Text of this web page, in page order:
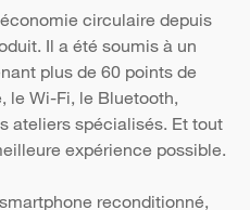
circulaire depuis
Il a été soumis à un
plus de 60 points de
le Wi-Fi, le Bluetooth,
ateliers spécialisés. Et tout
expérience possible.
reconditionné,